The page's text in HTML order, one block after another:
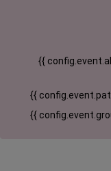
{{
{{
{{